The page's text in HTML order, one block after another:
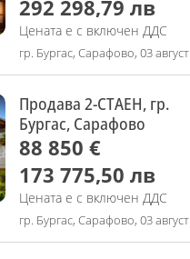
292 298,79 лв
Цената е с включен ДДС
гр. Бургас, Сарафово, 03 август
Продава 2-СТАЕН, гр.
Бургас, Сарафово
88 850 €
173 775,50 лв
Цената е с включен ДДС
гр. Бургас, Сарафово, 03 август